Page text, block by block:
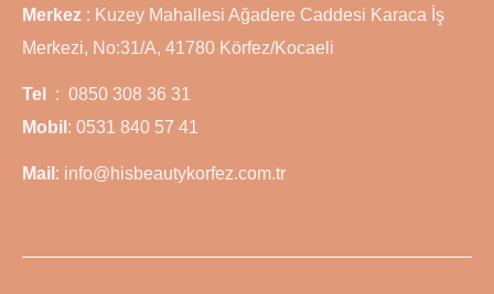
Merkez : Kuzey Mahallesi Ağadere Caddesi Karaca İş
Merkezi, No:31/A, 41780 Körfez/Kocaeli
Tel : 0850 308 36 31
Mobil : 0531 840 57 41
Mail : info@hisbeautykorfez.com.tr